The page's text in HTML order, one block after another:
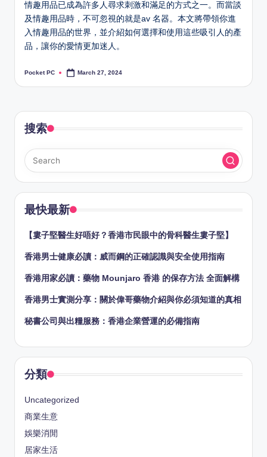
情趣用品已成為許多人尋求刺激和滿足的方式之一。而當談
及情趣用品時，不可忽視的就是av 名器。本文將帶領你進
入情趣用品的世界，並介紹如何選擇和使用這些吸引人的產
品，讓你的愛情更加迷人。
Posted
Pocket PC March 27, 2024
搜索
最快最新
【婁子堅醫生好唔好？香港市民眼中的骨科醫生婁子堅】
香港男士健康必讀：威而鋼的正確認識與安全使用指南
香港用家必讀：藥物 Mounjaro 香港 的保存方法 全面解構
香港男士實測分享：關於偉哥藥物介紹與你必須知道的真相
秘書公司與出糧服務：香港企業營運的必備指南
分類
Uncategorized
商業生意
娛樂消閒
居家生活